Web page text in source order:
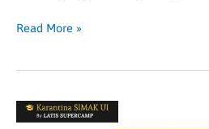
Read More »
Logika